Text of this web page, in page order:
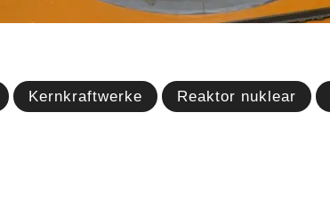
Kernkraftwerke Reaktor nuklear